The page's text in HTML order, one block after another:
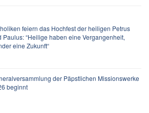
feiern das Hochfest der heiligen Petrus
Paulus: “Heilige haben eine Vergangenheit,
eine Zukunft“
der Päpstlichen Missionswerke
beginnt